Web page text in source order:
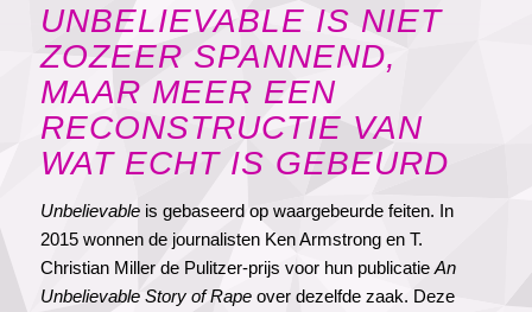
UNBELIEVABLE IS NIET
ZOZEER SPANNEND,
MAAR MEER EEN
RECONSTRUCTIE VAN
WAT ECHT IS GEBEURD
Unbelievableis gebaseerd op waargebeurde feiten. In
2015 wonnen de journalisten Ken Armstrong en T.
Christian Miller de Pulitzer-prijs voor hun publicatie An
Unbelievable Story of Rapeover dezelfde zaak. Deze